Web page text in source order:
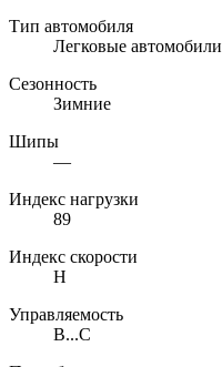
Тип автомобиля
Легковые автомобили
Сезонность
Зимние
Шипы
—
Индекс нагрузки
89
Индекс скорости
H
Управляемость
B...C